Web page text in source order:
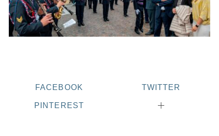
FACEBOOK TWITTER
PINTEREST